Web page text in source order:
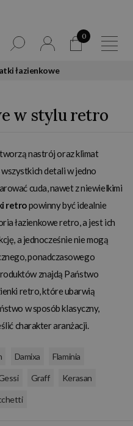
0
łazienkowe
w stylu retro
nastrój oraz klimat
detali w jedno
cuda, nawet z niewielkimi
retropowinny być idealnie
łazienkowe retro, a jest ich
a jednocześnie nie mogą
ponadczasowego
znajdą Państwo
retro, które ubarwią
w sposób klasyczny,
charakter aranżacji.
Damixa Flaminia
Graff Kerasan